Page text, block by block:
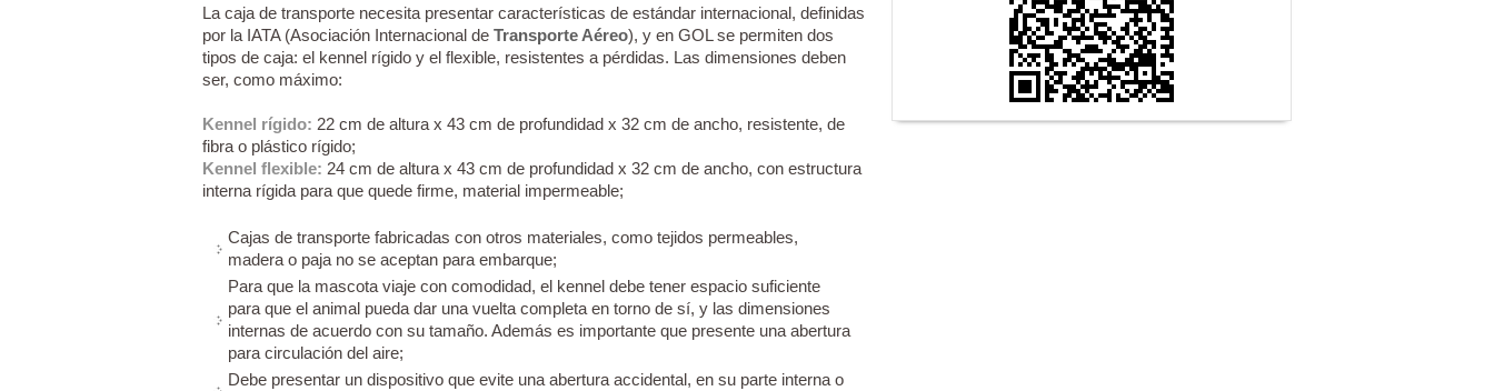
La caja de transporte necesita presentar características de estándar internacional, definidas
por la IATA (Asociación Internacional de Transporte Aéreo), y en GOL se permiten dos
tipos de caja: el kennel rígido y el flexible, resistentes a pérdidas. Las dimensiones deben
ser, como máximo:
Kennel rígido: 22 cm de altura x 43 cm de profundidad x 32 cm de ancho, resistente, de
fibra o plástico rígido;
Kennel flexible: 24 cm de altura x 43 cm de profundidad x 32 cm de ancho, con estructura
interna rígida para que quede firme, material impermeable;
Cajas de transporte fabricadas con otros materiales, como tejidos permeables,
madera o paja no se aceptan para embarque;
Para que la mascota viaje con comodidad, el kennel debe tener espacio suficiente
para que el animal pueda dar una vuelta completa en torno de sí, y las dimensiones
internas de acuerdo con su tamaño. Además es importante que presente una abertura
para circulación del aire;
Debe presentar un dispositivo que evite una abertura accidental, en su parte interna o